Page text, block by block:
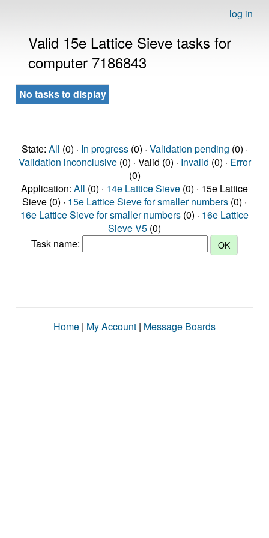
log in
Valid 15e Lattice Sieve tasks for
computer 7186843
No tasks to display
State: All (0) · In progress(0) · Validation pending (0) ·
Validation inconclusive(0) · Valid (0) · Invalid (0) · Error
(0)
Application: All (0) · 14e Lattice Sieve (0) · 15e Lattice
Sieve (0) · 15e Lattice Sieve for smaller numbers (0) ·
16e Lattice Sieve for smaller numbers (0) · 16e Lattice
Sieve V5 (0)
Task name:
Home | My Account | Message Boards